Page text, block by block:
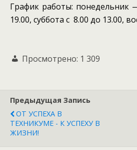
График работы: понедельник
19.00, суббота с 8.00 до 13.00,
Просмотрено: 1 309
Предыдущая Запись
ОТ УСПЕХА В
ТЕХНИКУМЕ - К УСПЕХУ В
ЖИЗНИ!